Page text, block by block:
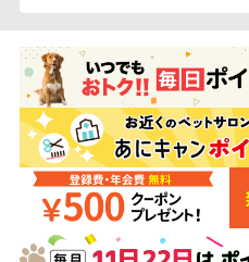
犬
小動物・鳥
ドッグフード
ログイン
会員登録
あにまるキャンパスについて
アフターサービス
商品リクエスト